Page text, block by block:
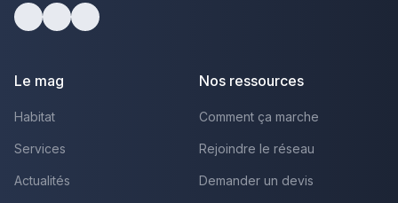
Le mag
Habitat
Services
Actualités
Nos ressources
Comment ça marche
Rejoindre le réseau
Demander un devis